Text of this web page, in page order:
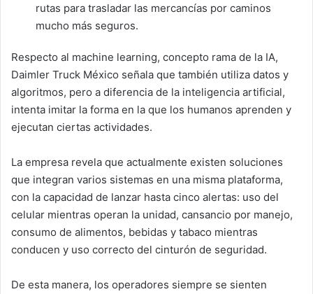
rutas para trasladar las mercancías por caminos
mucho más seguros.
Respecto al machine learning, concepto rama de la IA,
Daimler Truck México señala que también utiliza datos y
algoritmos, pero a diferencia de la inteligencia artificial,
intenta imitar la forma en la que los humanos aprenden y
ejecutan ciertas actividades.
La empresa revela que actualmente existen soluciones
que integran varios sistemas en una misma plataforma,
con la capacidad de lanzar hasta cinco alertas: uso del
celular mientras operan la unidad, cansancio por manejo,
consumo de alimentos, bebidas y tabaco mientras
conducen y uso correcto del cinturón de seguridad.
De esta manera, los operadores siempre se sienten